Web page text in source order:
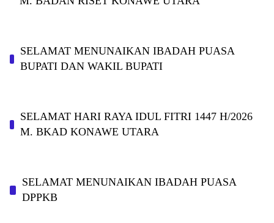
SELAMAT MENUNAIKAN IBADAH PUASA
BUPATI DAN WAKIL BUPATI
SELAMAT HARI RAYA IDUL FITRI 1447 H/2026
M. BKAD KONAWE UTARA
SELAMAT MENUNAIKAN IBADAH PUASA
DPPKB